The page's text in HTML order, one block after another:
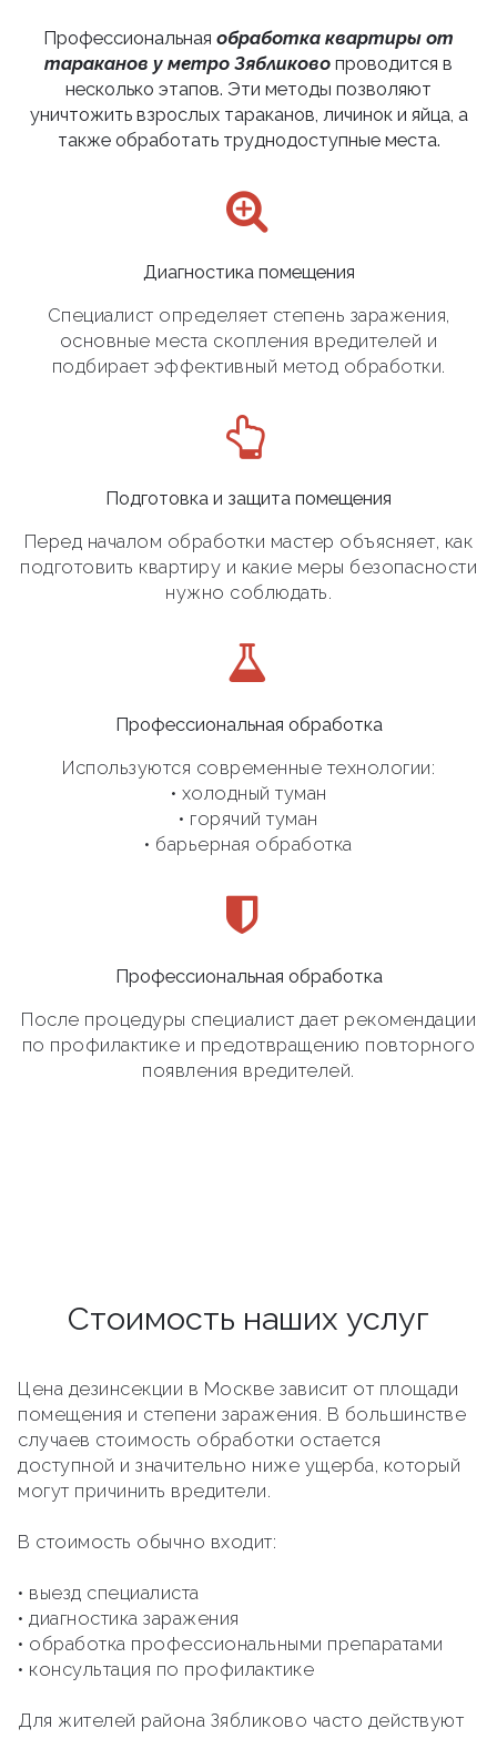
Профессиональная обработка квартиры от
тараканов у метро Зябликово проводится в
несколько этапов. Эти методы позволяют
уничтожить взрослых тараканов, личинок и яйца, а
также обработать труднодоступные места.
Диагностика помещения
Специалист определяет степень заражения,
основные места скопления вредителей и
подбирает эффективный метод обработки.
Подготовка и защита помещения
Перед началом обработки мастер объясняет, как
подготовить квартиру и какие меры безопасности
нужно соблюдать.
Профессиональная обработка
Используются современные технологии:
• холодный туман
• горячий туман
• барьерная обработка
Профессиональная обработка
После процедуры специалист дает рекомендации
по профилактике и предотвращению повторного
появления вредителей.
Стоимость наших услуг
Цена дезинсекции в Москве зависит от площади
помещения и степени заражения. В большинстве
случаев стоимость обработки остается
доступной и значительно ниже ущерба, который
могут причинить вредители.
В стоимость обычно входит:
• выезд специалиста
• диагностика заражения
• обработка профессиональными препаратами
• консультация по профилактике
Для жителей района Зябликово часто действуют